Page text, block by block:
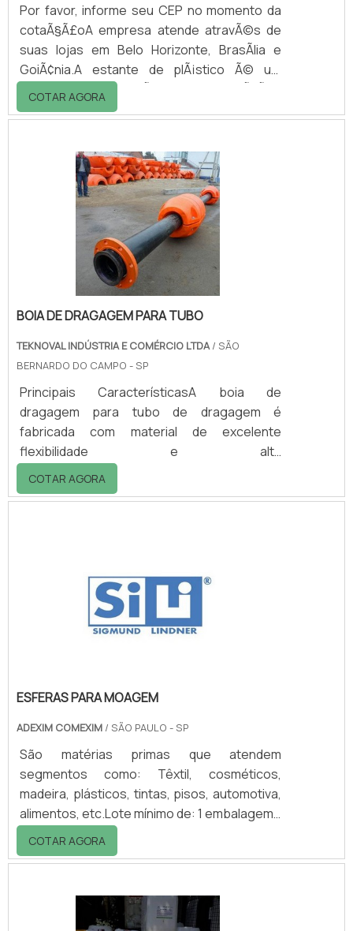
Por favor, informe seu CEP no momento da
cotaÃ§Ã£oA empresa atende atravÃ©s de
suas lojas em Belo Horizonte, BrasÃ­lia e
GoiÃ¢nia.A estante de plÃ¡stico Ã© um
equipamento muito Ãºtil na organizaÃ§Ã£o
de documentos e estoques, no
cios, industriais, farmacÃªuticos, produtos de
limpeza, como tambÃ©m na exposiÃ§Ã£o de
artigos para venda nas lojas.Sendo assim, a
estante de plÃ¡stico Ã© utilizada em: -
ComÃ©rcio; - IndÃºstria; - ResidÃªncias; -
EscritÃ³rios; - Dro.
COTAR AGORA
BOIA DE DRAGAGEM PARA TUBO
TEKNOVAL INDÚSTRIA E COMÉRCIO LTDA/ SÃO
BERNARDO DO CAMPO - SP
Principais CaracterísticasA boia de
dragagem para tubo de dragagem é
fabricada com material de excelente
flexibilidade e alta
resistência!Características gerais Firme
contra impactos, particularmente adequado
da vida útil 3 vezes superior aos fabricados
em aço; A empresa fabrica em diversos
diâmetros e tamanhos, disponibilizando p.
COTAR AGORA
ESFERAS PARA MOAGEM
ADEXIM COMEXIM / SÃO PAULO - SP
São matérias primas que atendem
segmentos como: Têxtil, cosméticos,
madeira, plásticos, tintas, pisos, automotiva,
alimentos, etc.Lote mínimo de: 1 embalagem -
20kgEsferas SilibeadsA Silibeads possui uma
linha de produtos contendo esferas de vidro,
zircônio, esferas de óxido de zircônio
revestidas com ceria ou ytrium e também as
COTAR AGORA